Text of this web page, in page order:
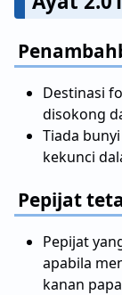
Destinasi
disokong
Tiada
kekunci
Pepijat
Pepijat
apabila
kanan